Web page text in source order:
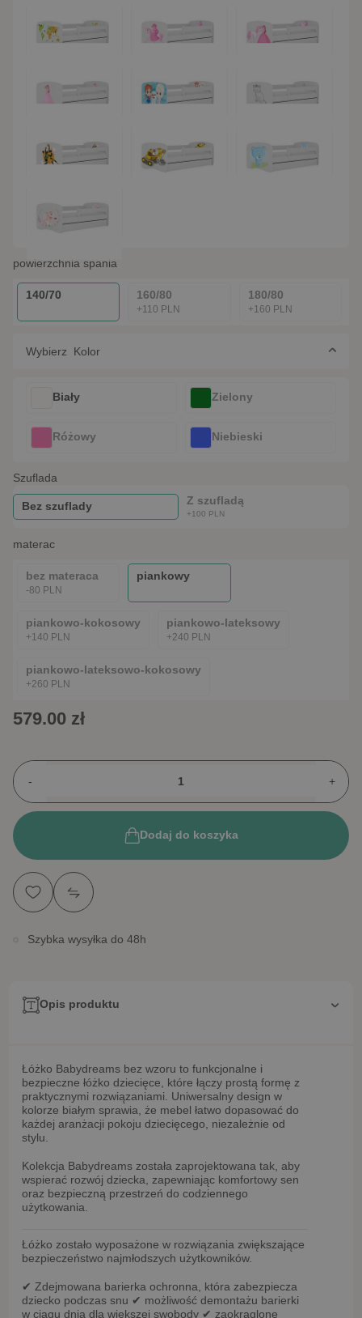
Wybierz Kolor
Biały Zielony
Różowy Niebieski
materac
piankowy
bez materaca
-80 PLN
piankowo-kokosowy
+140 PLN
piankowo-lateksowy
+240 PLN
piankowo-lateksowo-kokosowy
+260 PLN
powierzchnia spania
140/70 160/80
+110 PLN
180/80
+160 PLN
szuflada
Z szufladą
+100 PLN
Bez szuflady
579.00 zł
- +
Dodaj do koszyka
Szybka wysyłka do 48h
Opis produktu
Łóżko Babydreams bez wzoru to funkcjonalne i
bezpieczne łóżko dziecięce, które łączy prostą formę z
praktycznymi rozwiązaniami. Uniwersalny design w
kolorze białym sprawia, że mebel łatwo dopasować do
każdej aranżacji pokoju dziecięcego, niezależnie od
stylu.
Kolekcja Babydreams została zaprojektowana tak, aby
wspierać rozwój dziecka, zapewniając komfortowy sen
oraz bezpieczną przestrzeń do codziennego
użytkowania.
Łóżko zostało wyposażone w rozwiązania zwiększające
bezpieczeństwo najmłodszych użytkowników.
✔ Zdejmowana barierka ochronna , która zabezpiecza
dziecko podczas snu ✔ możliwość demontażu barierki
w ciągu dnia dla większej swobody ✔ zaokrąglone